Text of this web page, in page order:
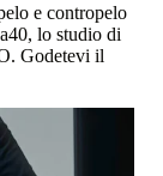
e contropelo
lo studio di
Godetevi il